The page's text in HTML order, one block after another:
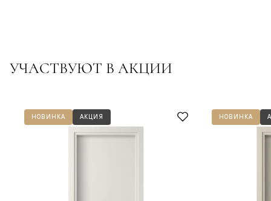
УЧАСТВУЮТ В АКЦИИ
НОВИНКА АКЦИЯ НОВИНКА